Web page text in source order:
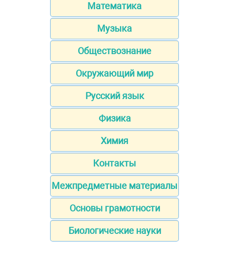
Математика
Музыка
Обществознание
Окружающий мир
Русский язык
Физика
Химия
Контакты
Межпредметные материалы
Основы грамотности
Биологические науки